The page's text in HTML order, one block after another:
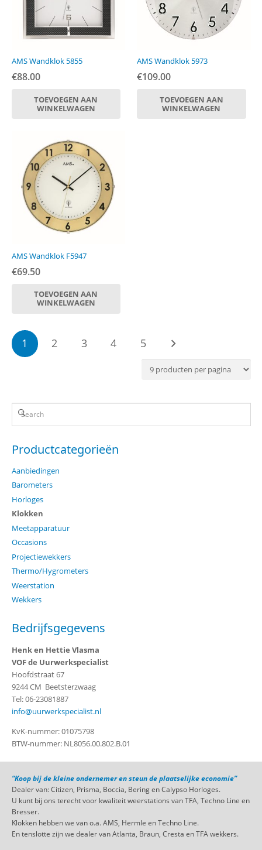
AMS Wandklok 5855
€88.00
TOEVOEGEN AAN
WINKELWAGEN
AMS Wandklok 5973
€109.00
TOEVOEGEN AAN
WINKELWAGEN
AMS Wandklok F5947
€69.50
TOEVOEGEN AAN
WINKELWAGEN
Berichten
paginering
1 2 3 4 5
Productcategorieën
Aanbiedingen
Barometers
Horloges
Klokken
Meetapparatuur
Occasions
Projectiewekkers
Thermo/Hygrometers
Weerstation
Wekkers
Bedrijfsgegevens
Henk en Hettie Vlasma
VOF de Uurwerkspecialist
Hoofdstraat 67
9244 CM Beetsterzwaag
Tel: 06-23081887
info@uurwerkspecialist.nl
KvK-nummer: 01075798
BTW-nummer: NL8056.00.802.B.01
“Koop bij de kleine ondernemer en steun de plaatselijke economie”
Dealer van: Citizen, Prisma, Boccia, Bering en Calypso Horloges.
U kunt bij ons terecht voor kwaliteit weerstations van TFA, Techno Line en
Bresser.
Klokken hebben we van o.a. AMS, Hermle en Techno Line.
En tenslotte zijn we dealer van Atlanta, Braun, Cresta en TFA wekkers.